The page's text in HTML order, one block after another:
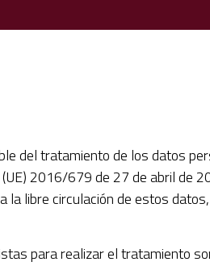
del tratamiento de los datos
2016/679 de 27 de abril de
libre circulación de estos
para realizar el tratamiento